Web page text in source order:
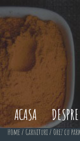
ACASA
Home / Garnituri / Orez cu